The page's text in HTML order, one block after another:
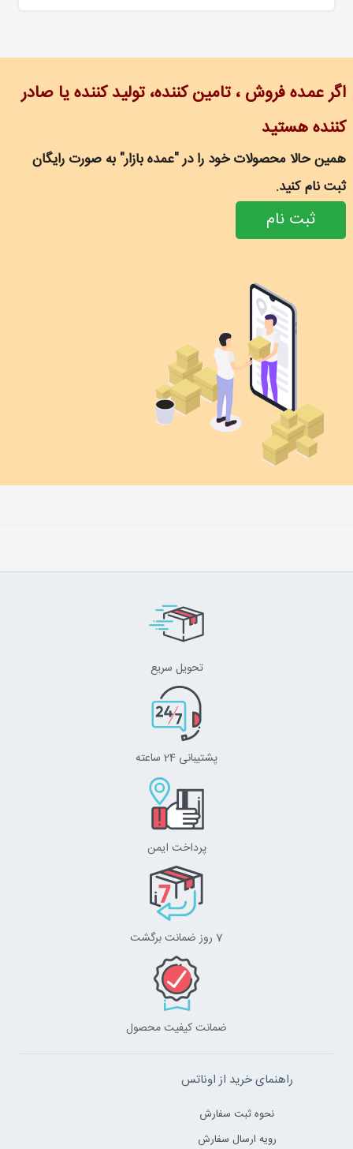
اگر عمده فروش ، تامین کننده، تولید کننده یا صادر
کننده هستید
همین حالا محصولات خود را در "عمده بازار" به صورت رایگان
ثبت نام کنید.
ثبت نام
تحویل سریع
پشتیبانی 24 ساعته
پرداخت ایمن
7 روز ضمانت برگشت
ضمانت کیفیت محصول
راهنمای خرید از اوناتس
نحوه ثبت سفارش
رویه ارسال سفارش